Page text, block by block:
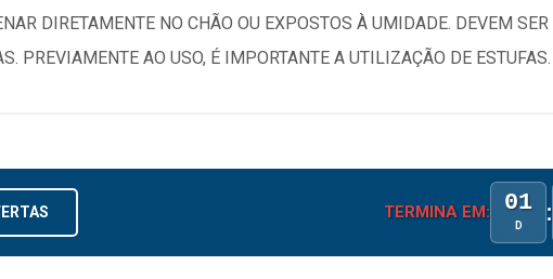
DIRETAMENTE NO CHÃO OU EXPOSTOS À UMIDADE. DEVEM SER
PREVIAMENTE AO USO, É IMPORTANTE A UTILIZAÇÃO DE ESTUFAS.
TERMINA EM: 01
D :